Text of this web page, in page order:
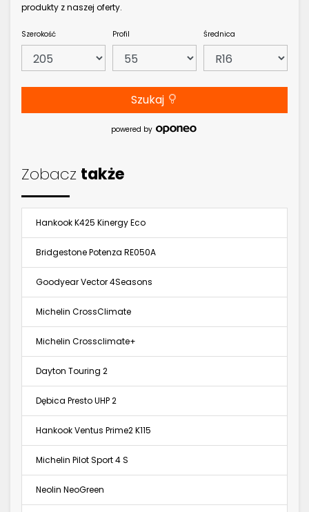
produkty z naszej oferty.
Szerokość Profil Średnica
Szukaj
powered by
Zobacz także
Hankook K425 Kinergy Eco
Bridgestone Potenza RE050A
Goodyear Vector 4Seasons
Michelin CrossClimate
Michelin Crossclimate+
Dayton Touring 2
Dębica Presto UHP 2
Hankook Ventus Prime2 K115
Michelin Pilot Sport 4 S
Neolin NeoGreen